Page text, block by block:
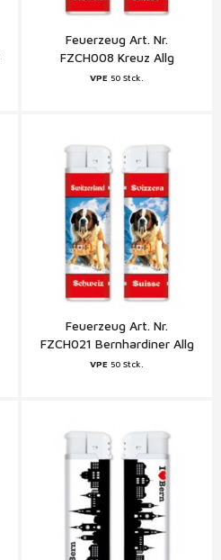
Feuerzeug Art. Nr.
FZCH008 Kreuz Allg
Schweiz
VPE 50 Stck.
Feuerzeug Art. Nr.
FZCH021 Bernhardiner Allg
VPE 50 Stck.